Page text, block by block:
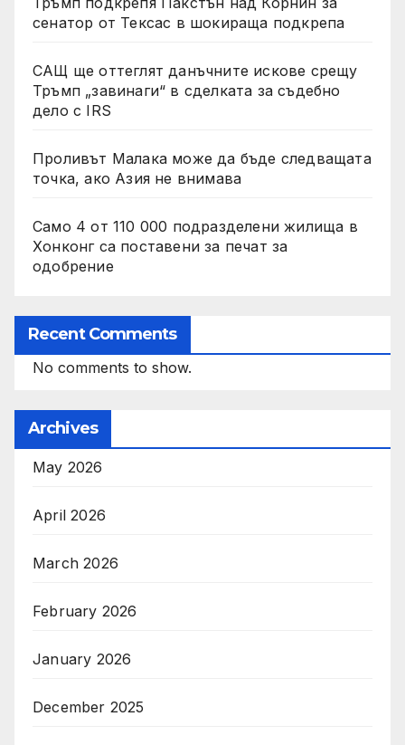
сенатор от Тексас в шокираща подкрепа
САЩ ще оттеглят данъчните искове срещу
Тръмп „завинаги“ в сделката за съдебно
дело с IRS
Проливът Малака може да бъде следващата
точка, ако Азия не внимава
Само 4 от 110 000 подразделени жилища в
Хонконг са поставени за печат за
одобрение
Recent Comments
No comments to show.
Archives
May 2026
April 2026
March 2026
February 2026
January 2026
December 2025